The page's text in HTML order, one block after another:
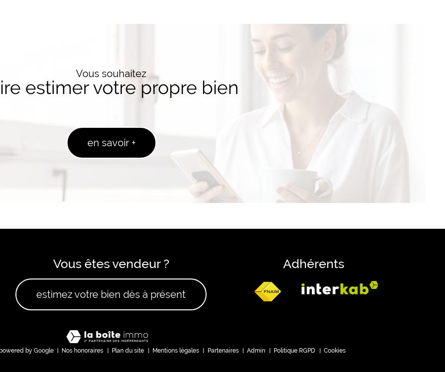
Vous souhaitez
estimer votre propre bien
en savoir +
Vous êtes vendeur ?
estimez votre bien dès à présent
Adhérents
by Google Nos honoraires Plan du site Mentions légales Partenaires Admin Politique RGPD Cookies